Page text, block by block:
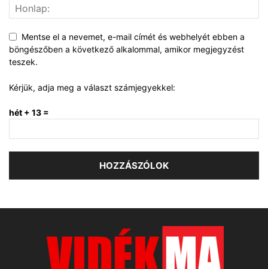
Mentse el a nevemet, e-mail címét és webhelyét ebben a
böngészőben a következő alkalommal, amikor megjegyzést
teszek.
Kérjük, adja meg a választ számjegyekkel:
hét + 13 =